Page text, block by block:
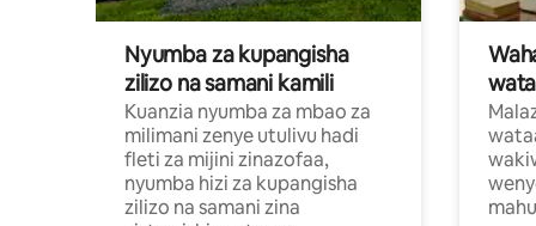
Nyumba za kupangisha
zilizo na samani kamili
Kuanzia nyumba za mbao za
milimani zenye utulivu hadi
fleti za mijini zinazofaa,
nyumba hizi za kupangisha
zilizo na samani zina